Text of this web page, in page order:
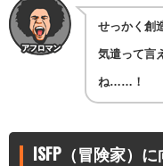
せっかく創
気遣って言
ね……！
ISFP（冒険家）